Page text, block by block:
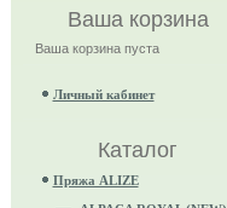
Ваша корзина
Ваша корзина пуста
Личный кабинет
Каталог
Пряжа ALIZE